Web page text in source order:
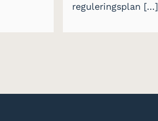
reguleringsplan […]